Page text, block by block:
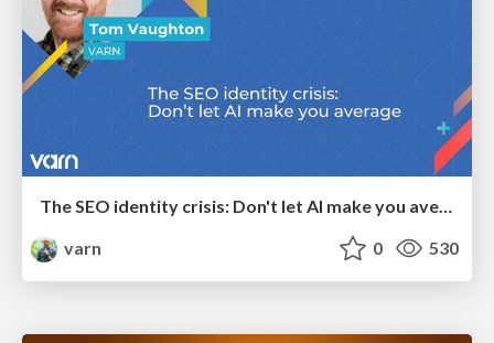
The SEO identity crisis: Don't let AI make you average
varn
0 530